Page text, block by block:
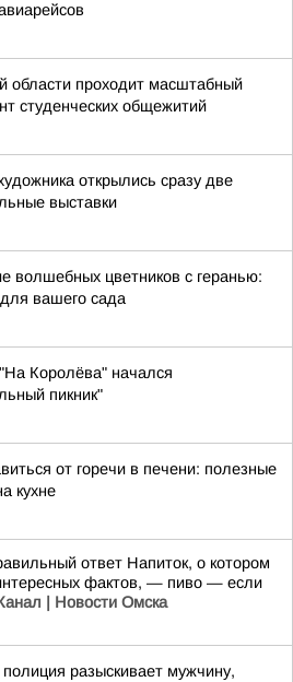
области проходит масштабный
студенческих общежитий
открылись сразу две
выставки
волшебных цветников с геранью:
вашего сада
Королёва" начался
пикник"
от горечи в печени: полезные
кухне
ответ Напиток, о котором
фактов, — пиво — если
| Новости Омска
разыскивает мужчину,